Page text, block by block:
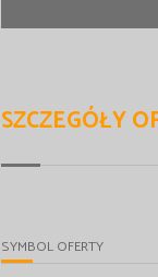
SZCZEGÓŁY
SYMBOL OFERTY